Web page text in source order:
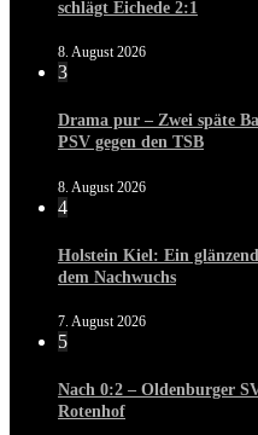
schlägt Eichede 2:1
8. August 2026
3
Drama pur – Zwei späte
PSV gegen den TSB
8. August 2026
4
Holstein Kiel: Ein
dem Nachwuchs
7. August 2026
5
Nach 0:2 – Oldenburger
Rotenhof